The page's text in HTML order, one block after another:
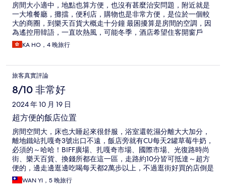
房間大小適中，地點也算方便，也沒有甚麼治安問題，附近就是
一大堆餐廳，攤擋，便利店，購物也是非常方便，是位於一個較
大的商圈，到樂天百貨大概走十分鐘 最困擾算是房間的空調，因
為遙控用韓語，一直吹熱風，可能冬季，酒店希望住客開窗戶
KA HO，4 晚旅行
旅客真實評論
8/10 非常好
2024 年 10 月 19 日
超方便的飯店位置
房間空間大，床也大睡起來很舒服，浴室還乾濕分離大大加分，
離地鐵站扎嘎奇3號出口不遠，飯店旁就有CU每天2罐草莓牛奶，
必須的～哈哈！BIFF廣場、扎嘎奇市場、國際市場、光復路時尚
街、樂天百貨、換錢所都在這一區，走路約10分皆可抵達～超方
便的，邊走邊逛邊吃喝每天都2萬步以上，不過逛街好買的店倒是
要從小巷的店面慢慢挖寶～主街沒以前好逛了….
WAN YI，5 晚旅行